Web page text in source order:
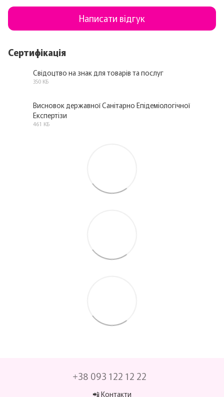
Написати відгук
Сертифікація
Свідоцтво на знак для товарів та послуг
350 КБ
Висновок державної Санітарно Епідеміологічної
Експертізи
461 КБ
+38 093 122 12 22
📲 Контакти